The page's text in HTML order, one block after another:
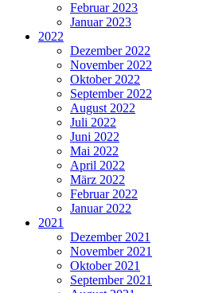
Februar 2023
Januar 2023
2022
Dezember 2022
November 2022
Oktober 2022
September 2022
August 2022
Juli 2022
Juni 2022
Mai 2022
April 2022
März 2022
Februar 2022
Januar 2022
2021
Dezember 2021
November 2021
Oktober 2021
September 2021